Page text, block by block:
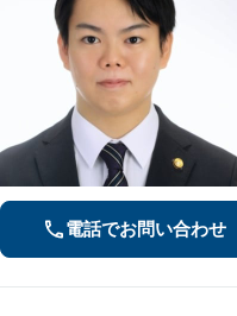
電話でお問い合わせ